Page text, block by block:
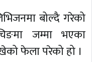
बोल्दै गरेको
जम्मा भएका
फेला परेको हो ।